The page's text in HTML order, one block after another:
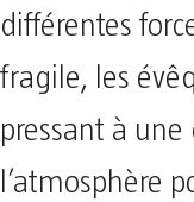
différentes
fragile, les
pressant à
l’atmosphère